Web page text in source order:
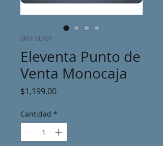
SKU: ELV01
Eleventa Punto de
Venta Monocaja
$1,199.00Precio
Cantidad *